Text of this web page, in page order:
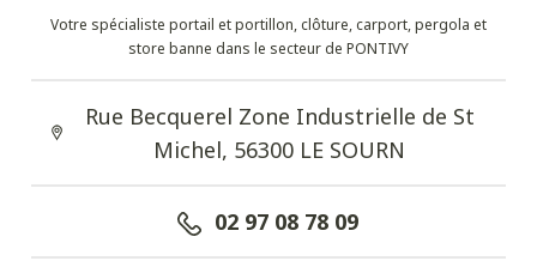
Votre spécialiste portail et portillon, clôture, carport, pergola et
store banne dans le secteur de PONTIVY
Rue Becquerel Zone Industrielle de St
Michel, 56300 LE SOURN
02 97 08 78 09